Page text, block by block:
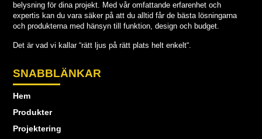
belysning för dina projekt. Med vår omfattande erfarenhet och
expertis kan du vara säker på att du alltid får de bästa lösningarna
och produkterna med hänsyn till funktion, design och budget.
Det är vad vi kallar “rätt ljus på rätt plats helt enkelt“.
SNABBLÄNKAR
Hem
Produkter
Projektering